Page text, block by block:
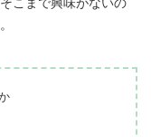
こまで興味がないの